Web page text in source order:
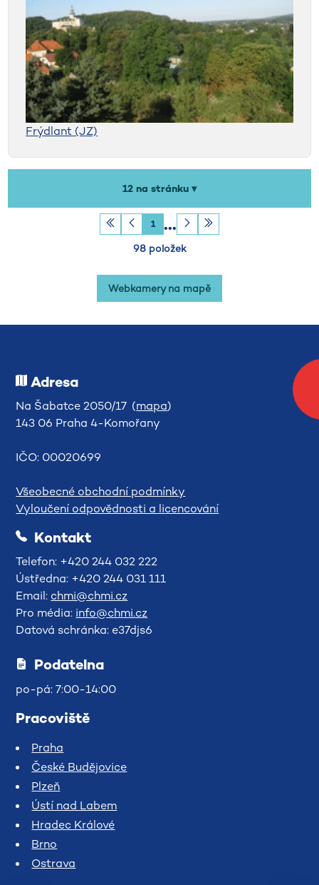
Frýdlant (JZ)
12 na stránku ▾
1
98 položek
Webkamery na mapě
Adresa
Na Šabatce 2050/17 (mapa)
143 06 Praha 4-Komořany
IČO: 00020699
Všeobecné obchodní podmínky
Vyloučení odpovědnosti a licencování
Kontakt
Telefon: +420 244 032 222
Ústředna: +420 244 031 111
Email: chmi@chmi.cz
Pro média: info@chmi.cz
Datová schránka: e37djs6
Podatelna
po-pá: 7:00-14:00
Pracoviště
Praha
České Budějovice
Plzeň
Ústí nad Labem
Hradec Králové
Brno
Ostrava